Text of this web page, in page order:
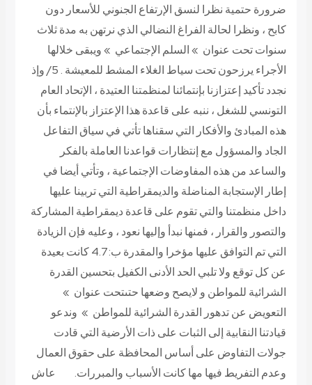
ضرورة حتمية نظرا لنسق الإرتفاع الجنوني للأسعار دون
كابح ، ونظرا لحالة الفراغ النضالي الذي نرتهن به مدة ثلاث
سنوات تحت عنوان » السلم الإجتماعي » ويبقى خلالها
الأجراء يرزحون تحت سياط الغلاء المشط للمعيشة . 5/ وإذ
نجدد تأكيد إعتزازنا بإنتمائنا لمنظمتنا العتيدة ، الإتحاد العام
التونسي للشغل ، ننبه على قاعدة هذا الإعتزاز بالإنتماء بأن
هذه المبادئ والأفكار التي سقناها تأتي في سياق التفاعل
الجاد والمسؤول مع إنتظارات قواعدنا العاملة بالفكر
والساعد من هذه المفاوضات الإجتماعية ، وتأتي أيضا في
إطار الإستجابة المناضلة والديمقراطية التي تربينا عليها
داخل منظمتنا والتي تقوم على قاعدة ديمقراطية المشاركة
والتصور والقرار ، فمنها نبدأ وإليها نعود ، وعليه فإن الزيادة
التي تم التوافق عليها مؤخرا والمقدرة ب: 4.7 كانت بعيدة
عن كل توقع ولا تلبي الحد الأدنى الكفيل بتحسين القدرة
الشرائية للمواطن و لايصح وضعها حتىتحت عنوان »
التعويض عن تدهور القدرة الشرائية للمواطن » وندعو
قيادتنا النقابية إلى الثبات على ذات الأرضية التي قادت
جولات التفاوض على أساس المحافظة على حقوق العمال
وعدم التفريط فيها مها كانت الأسباب والمبررات. عاش